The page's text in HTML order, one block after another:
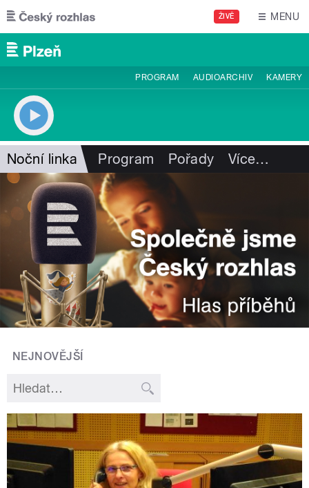
Přejít k hlavnímu obsahu
ŽIVĚ MENU
PROGRAM AUDIOARCHIV KAMERY
Noční linka Program Pořady Více…
NEJNOVĚJŠÍ